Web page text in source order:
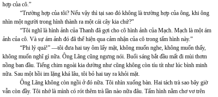
hợp của cô.”
“Trường hợp của tôi? Nếu vậy thì tại sao đó không là trường hợp của ông, khi ông
nhìn một người trong hình thành ra một cái cây kia chứ?”
“Tôi nghĩ là hình ảnh của Thanh đã gợi cho cô hình ảnh của Mạch. Mạch là một ám
ảnh của cô. Và sự ám ảnh đó đã thể hiện qua cảm nhận của cô trong tấm hình này.”
“Phi lý quá!” —tôi đưa hai tay ôm lấy mặt, không muốn nghe, không muốn thấy,
không muốn nghĩ gì nữa. Ông Lãng cũng ngưng nói. Buổi sáng bắt đầu mất đi mùi thơm
nồng ban đầu. Tiếng chim ngoài kia dường như cũng không còn tíu tít như lúc bình minh
nữa. Sau một hồi im lặng khá lâu, tôi bỏ hai tay ra khỏi mặt.
Ông Lãng không còn ngồi ở đó nữa. Tôi nhìn xuống bàn. Hai tách trà sao bây giờ
vẫn còn đầy. Tôi nhớ là mình có rót thêm trà lần nào nữa đâu. Tấm hình nằm chơ vơ trên